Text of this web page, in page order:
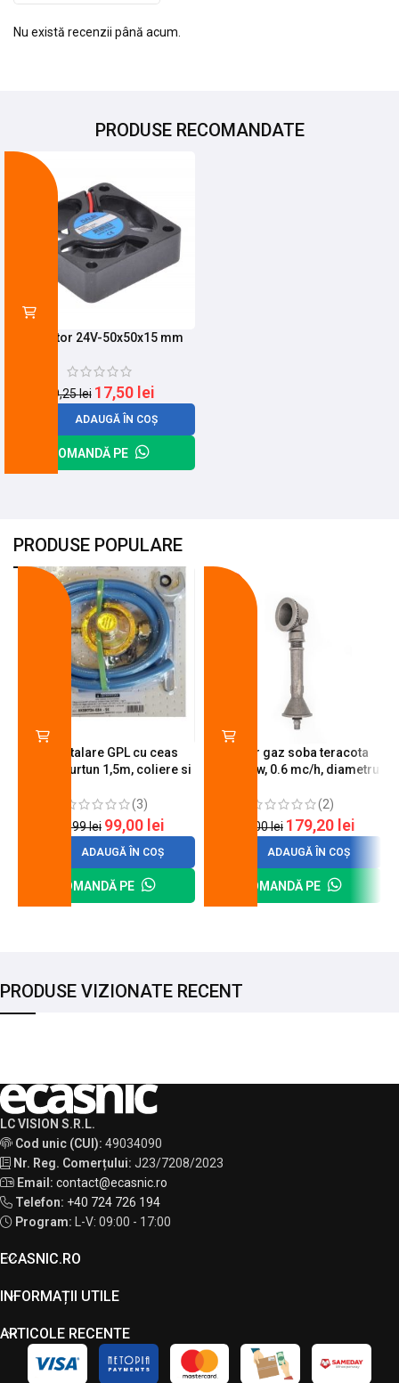
Nu există recenzii până acum.
PRODUSE RECOMANDATE
Ventilator 24V-50x50x15 mm
19,25lei 17,50 lei
ADAUGĂ ÎN COȘ
COMANDĂ PE
PRODUSE POPULARE
Kit instalare GPL cu ceas
butelie, furtun 1,5m, coliere si
(3)
120,99lei 99,00 lei
ADAUGĂ ÎN COȘ
COMANDĂ PE
Arzator gaz soba teracota
A600, 6 kw, 0.6 mc/h, diametru
(2)
200,00lei 179,20 lei
ADAUGĂ ÎN COȘ
COMANDĂ PE
PRODUSE VIZIONATE RECENT
LC VISION S.R.L.
Cod unic (CUI): 49034090
Nr. Reg. Comerțului: J23/7208/2023
Email: contact@ecasnic.ro
Telefon: +40 724 726 194
Program:
L-V: 09:00 - 17:00
ECASNIC.RO
INFORMAȚII UTILE
ARTICOLE RECENTE